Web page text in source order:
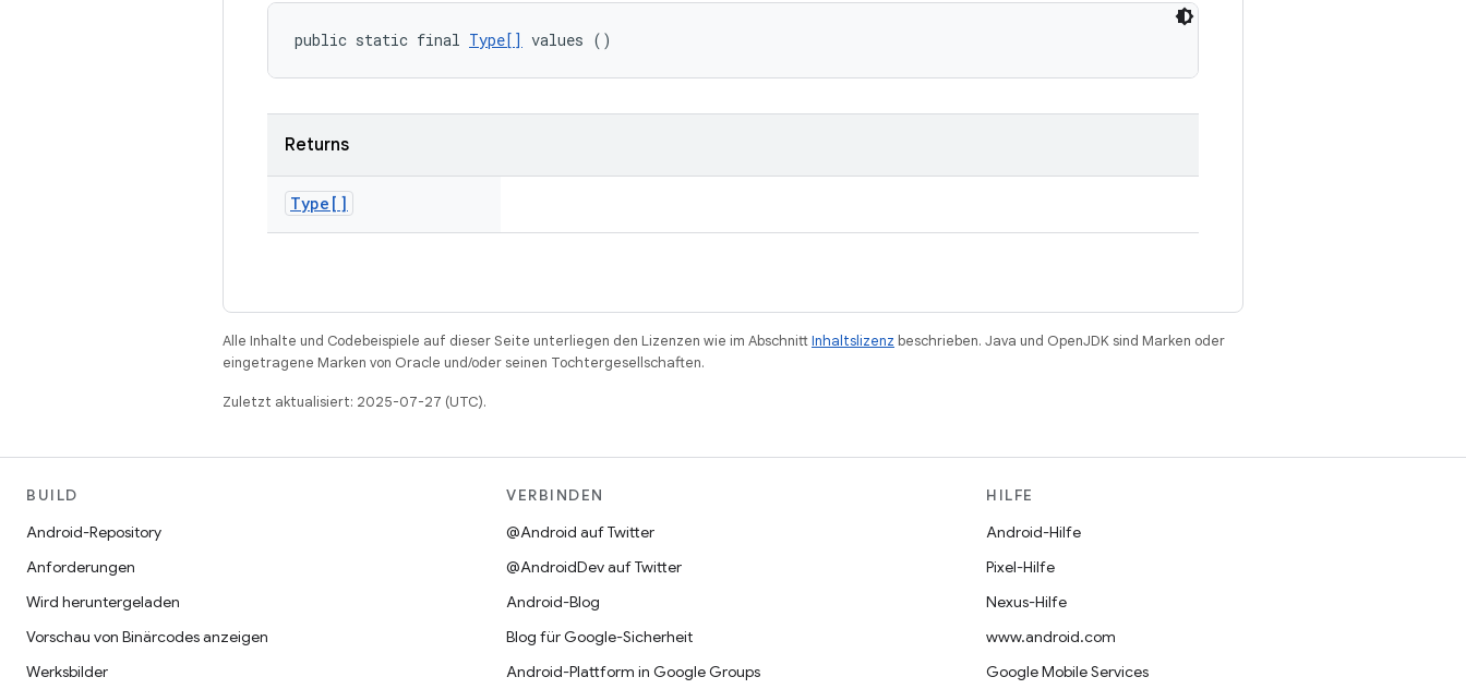
public static final Type[] values ()
Returns
Type[]
Alle Inhalte und Codebeispiele auf dieser Seite unterliegen den Lizenzen wie im AbschnittInhaltslizenz beschrieben. Java und OpenJDK sind Marken oder
eingetragene Marken von Oracle und/oder seinen Tochtergesellschaften.
Zuletzt aktualisiert: 2025-07-27 (UTC).
BUILD
Android-Repository
Anforderungen
Wird heruntergeladen
Vorschau von Binärcodes anzeigen
Werksbilder
VERBINDEN
@Android auf Twitter
@AndroidDev auf Twitter
Android-Blog
Blog für Google-Sicherheit
Android-Plattform in Google Groups
HILFE
Android-Hilfe
Pixel-Hilfe
Nexus-Hilfe
www.android.com
Google Mobile Services